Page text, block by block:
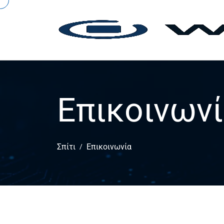
Σπίτι Επικοινωνία